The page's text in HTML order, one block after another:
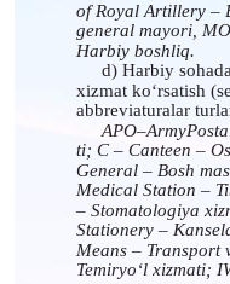
of Royal Artillery –
general­ mayori,­
Harbiy boshliq.
d) Harbiy
xizmat ko‘rsatish
abbreviaturalar
ti;­ C­ –­ Canteen­ –­
General­ –­ Bosh­
Medical Station –
– Stomatologiya
Stationery –
Means – Transport
Temiryo‘l xizmati;